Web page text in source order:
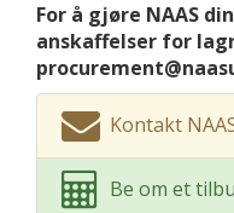
For å gjøre NAAS
anskaffelser for
Kontakt
Be om et